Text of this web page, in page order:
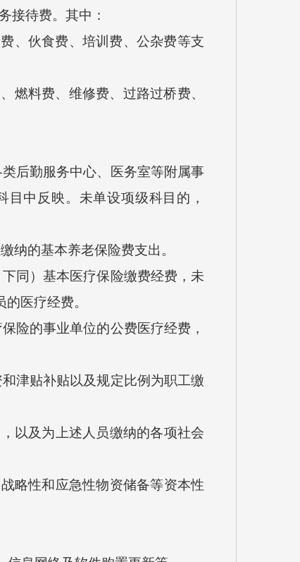
接待费。其中：
伙食费、培训费、公杂费等支
料费、维修费、过路过桥费、
后勤服务中心、医务室等附属事
中反映。未单设项级科目的，
的基本养老保险费支出。
同）基本医疗保险缴费经费，未
医疗经费。
的事业单位的公费医疗经费，
津贴补贴以及规定比例为职工缴
以及为上述人员缴纳的各项社会
略性和应急性物资储备等资本性